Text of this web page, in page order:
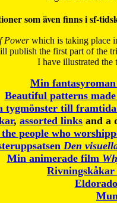
som även finns i sf-
Powerwhich is taking place
publish the first part of the
I have illustrated the
Min
Beautiful patterns
tygmönster till
, assorted links and a
people who
Den
Min animerade film
Rivningskåkar